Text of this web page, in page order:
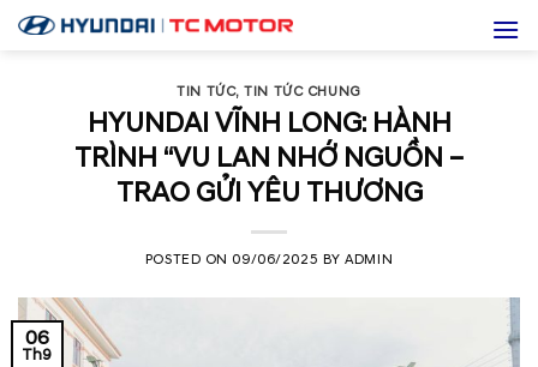
Skip
TIN TỨC,TIN TỨC CHUNG
HYUNDAI VĨNH LONG: HÀNH
TRÌNH “VU LAN NHỚ NGUỒN –
TRAO GỬI YÊU THƯƠNG
POSTED ON 09/06/2025 BYADMIN
06
Th9